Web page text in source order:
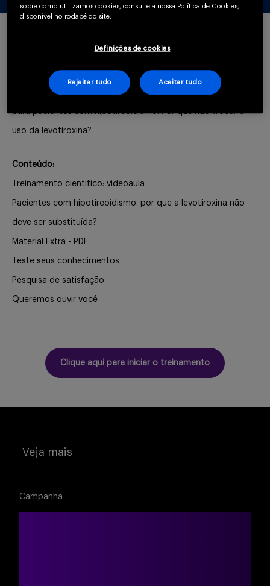
Este treinamento aborda a atenção farmacêutica especial
para pacientes com hipotireoidismo. Por que não trocar o
uso da levotiroxina?
Conteúdo:
Treinamento científico: videoaula
Pacientes com hipotireoidismo: por que a levotiroxina não
deve ser substituída?
Material Extra - PDF
Teste seus conhecimentos
Pesquisa de satisfação
Queremos ouvir você
Clique aqui para iniciar o treinamento
Veja mais
Campanha
sobre como utilizamos cookies, consulte a nossa Política de Cookies,
disponível no rodapé do site.
Definições de cookies
Rejeitar tudo Aceitar tudo